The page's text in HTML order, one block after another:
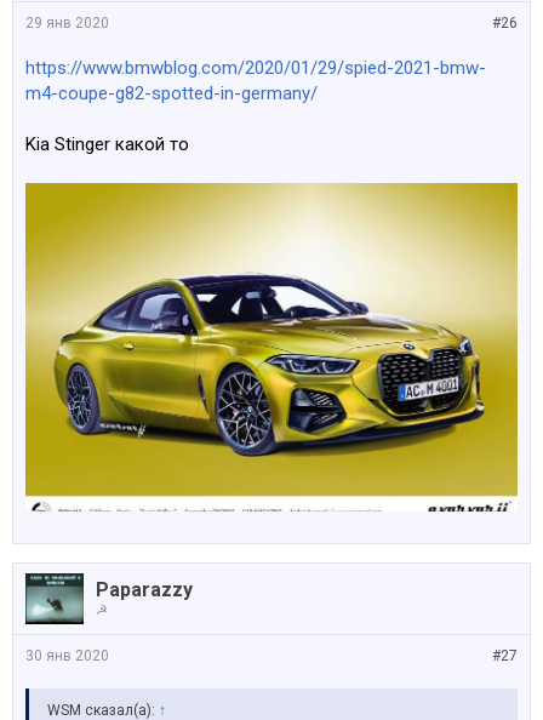
#26
29 янв 2020
https://www.bmwblog.com/2020/01/29/spied-2021-bmw-
m4-coupe-g82-spotted-in-germany/
Kia Stinger какой то
Paparazzy
☭
#27
30 янв 2020
WSM сказал(а): ↑